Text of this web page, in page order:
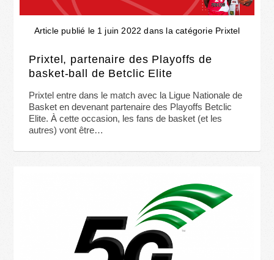
Article publié le 1 juin 2022 dans la catégorie Prixtel
Prixtel, partenaire des Playoffs de
basket-ball de Betclic Elite
Prixtel entre dans le match avec la Ligue Nationale de
Basket en devenant partenaire des Playoffs Betclic
Elite. À cette occasion, les fans de basket (et les
autres) vont être…